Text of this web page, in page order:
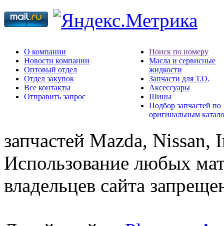
О компании
Новости компании
Оптовый отдел
Отдел закупок
Все контакты
Отправить запрос
Поиск по номеру
Масла и сервисные
жидкости
Запчасти для Т.О.
Аксессуары
Шины
Подбор запчастей по
оригинальным
запчастей Mazda,
Использование любых
владельцев сайта